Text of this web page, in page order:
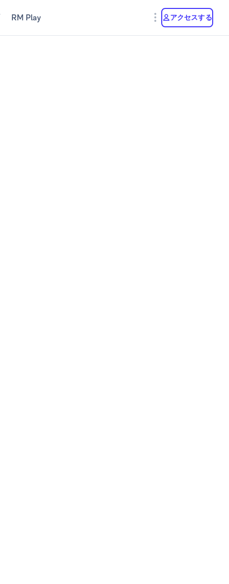
RM Play アクセスする